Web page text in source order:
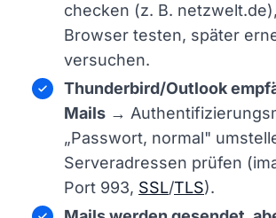
checken (z. B.
Browser testen, später
versuchen.
Thunderbird/Outlook
Mails →
„Passwort, normal"
Serveradressen prüfen
Port 993, SSL/TLS).